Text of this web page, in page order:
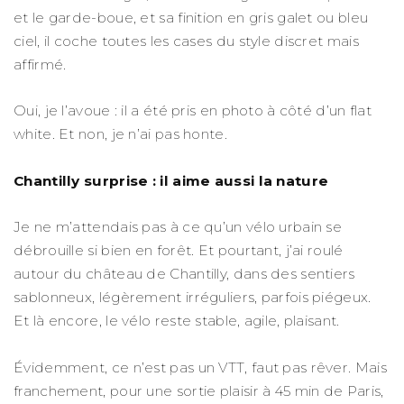
et le garde-boue, et sa finition en gris galet ou bleu
ciel, il coche toutes les cases du style discret mais
affirmé.
Oui, je l’avoue : il a été pris en photo à côté d’un flat
white. Et non, je n’ai pas honte.
Chantilly surprise : il aime aussi la nature
Je ne m’attendais pas à ce qu’un vélo urbain se
débrouille si bien en forêt. Et pourtant, j’ai roulé
autour du château de Chantilly, dans des sentiers
sablonneux, légèrement irréguliers, parfois piégeux.
Et là encore, le vélo reste stable, agile, plaisant.
Évidemment, ce n’est pas un VTT, faut pas rêver. Mais
franchement, pour une sortie plaisir à 45 min de Paris,